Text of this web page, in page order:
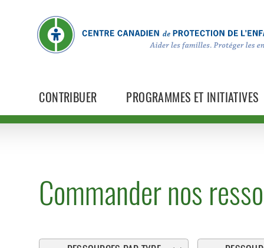
CONTRIBUER PROGRAMMES ET INITIATIVES
Commander nos